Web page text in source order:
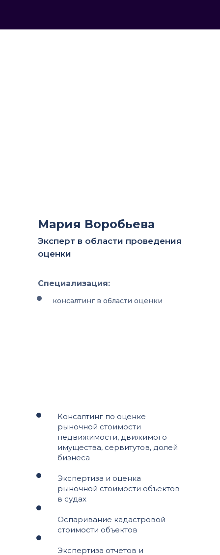
Мария Воробьева
Эксперт в области проведения
оценки
Специализация:
консалтинг в области оценки
Консалтинг по оценке
рыночной стоимости
недвижимости, движимого
имущества, сервитутов, долей
бизнеса
Экспертиза и оценка
рыночной стоимости объектов
в судах
Оспаривание кадастровой
стоимости объектов
Экспертиза отчетов и